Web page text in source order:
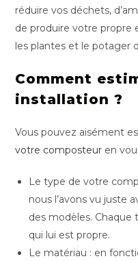
réduire vos déchets,
de produire votre propre
les plantes et le potager
Comment
installation ?
Vous pouvez aisément
votre composteur en
Le type de votre
nous l’avons vu juste
des modèles.
qui lui est propre.
Le matériau : en